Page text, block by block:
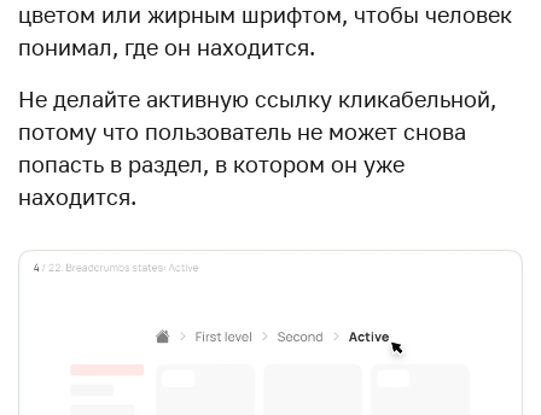
цветом или жирным шрифтом, чтобы человек
понимал, где он находится.
Не делайте активную ссылку кликабельной,
потому что пользователь не может снова
попасть в раздел, в котором он уже
находится.